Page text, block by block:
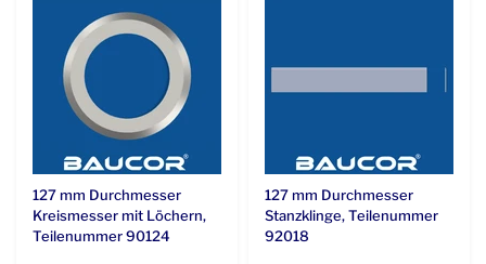
127 mm Durchmesser
Kreismesser mit Löchern,
Teilenummer 90124
127 mm Durchmesser
Stanzklinge, Teilenummer
92018